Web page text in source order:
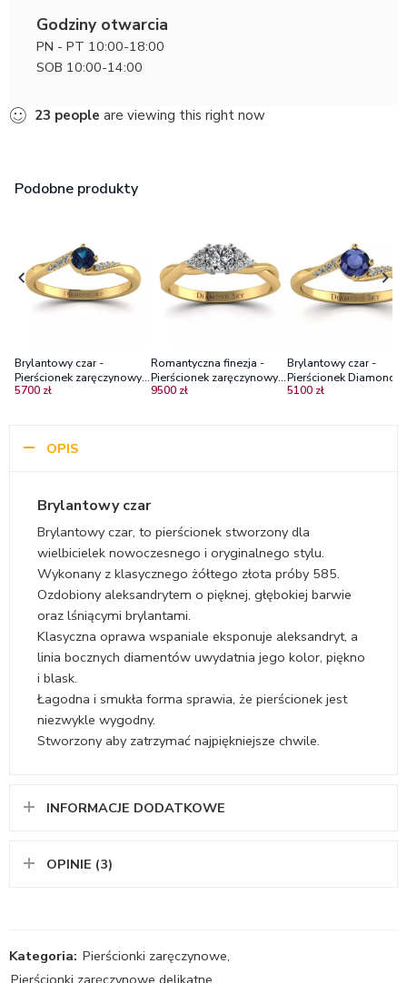
Godziny otwarcia
PN - PT 10:00-18:00
SOB 10:00-14:00
23 people are viewing this right now
Podobne produkty
Brylantowy czar -
Pierścionek zaręczynowy,
żółte złoto, aleksandryt,
5700 zł
Romantyczna finezja -
Pierścionek zaręczynowy z
dwukolorowego złota z
9500 zł
Brylantowy czar -
Pierścionek Diamond
żółte złoto, szafir 0,40
5100 zł
OPIS
Brylantowy czar
Brylantowy czar, to pierścionek stworzony dla
wielbicielek nowoczesnego i oryginalnego stylu.
Wykonany z klasycznego żółtego złota próby 585.
Ozdobiony aleksandrytem o pięknej, głębokiej barwie
oraz lśniącymi brylantami.
Klasyczna oprawa wspaniale eksponuje aleksandryt, a
linia bocznych diamentów uwydatnia jego kolor, piękno
i blask.
Łagodna i smukła forma sprawia, że pierścionek jest
niezwykle wygodny.
Stworzony aby zatrzymać najpiękniejsze chwile.
INFORMACJE DODATKOWE
OPINIE (3)
Kategoria: Pierścionki zaręczynowe,
Pierścionki zaręczynowe delikatne